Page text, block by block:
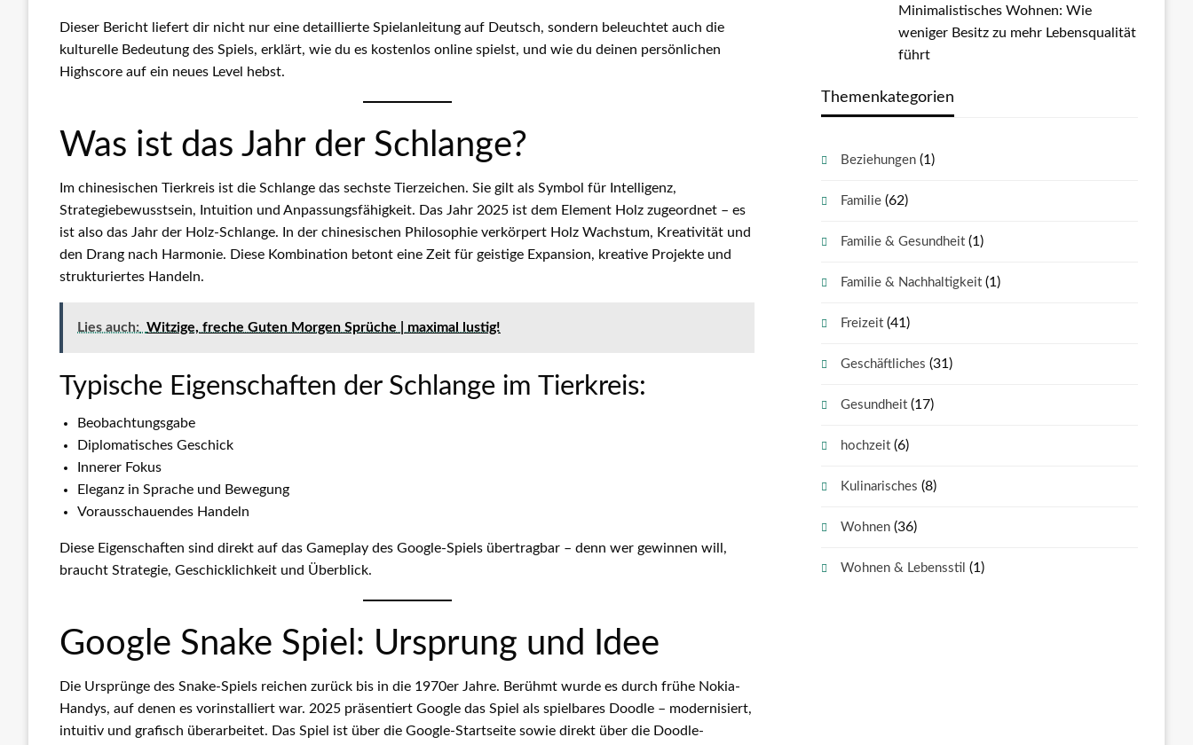
Dieser Bericht liefert dir nicht nur eine detaillierte Spielanleitung auf Deutsch, sondern beleuchtet auch die
kulturelle Bedeutung des Spiels, erklärt, wie du es kostenlos online spielst, und wie du deinen persönlichen
Highscore auf ein neues Level hebst.
Was ist das Jahr der Schlange?
Im chinesischen Tierkreis ist die Schlange das sechste Tierzeichen. Sie gilt als Symbol für Intelligenz,
Strategiebewusstsein, Intuition und Anpassungsfähigkeit. Das Jahr 2025 ist dem Element Holz zugeordnet – es
ist also das Jahr der Holz-Schlange. In der chinesischen Philosophie verkörpert Holz Wachstum, Kreativität und
den Drang nach Harmonie. Diese Kombination betont eine Zeit für geistige Expansion, kreative Projekte und
strukturiertes Handeln.
Lies auch: Witzige, freche Guten Morgen Sprüche | maximal lustig!
Typische Eigenschaften der Schlange im Tierkreis:
Beobachtungsgabe
Diplomatisches Geschick
Innerer Fokus
Eleganz in Sprache und Bewegung
Vorausschauendes Handeln
Diese Eigenschaften sind direkt auf das Gameplay des Google-Spiels übertragbar – denn wer gewinnen will,
braucht Strategie, Geschicklichkeit und Überblick.
Google Snake Spiel: Ursprung und Idee
Die Ursprünge des Snake-Spiels reichen zurück bis in die 1970er Jahre. Berühmt wurde es durch frühe Nokia-
Handys, auf denen es vorinstalliert war. 2025 präsentiert Google das Spiel als spielbares Doodle – modernisiert,
intuitiv und grafisch überarbeitet. Das Spiel ist über die Google-Startseite sowie direkt über die Doodle-
Minimalistisches Wohnen: Wie
weniger Besitz zu mehr Lebensqualität
führt
Themenkategorien
Beziehungen (1)
Familie (62)
Familie & Gesundheit (1)
Familie & Nachhaltigkeit (1)
Freizeit (41)
Geschäftliches (31)
Gesundheit (17)
hochzeit (6)
Kulinarisches (8)
Wohnen (36)
Wohnen & Lebensstil (1)